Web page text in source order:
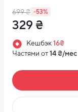
699 ₴ -53%
329 ₴
Кешбэк16₴
Частями от14 ₴/мес